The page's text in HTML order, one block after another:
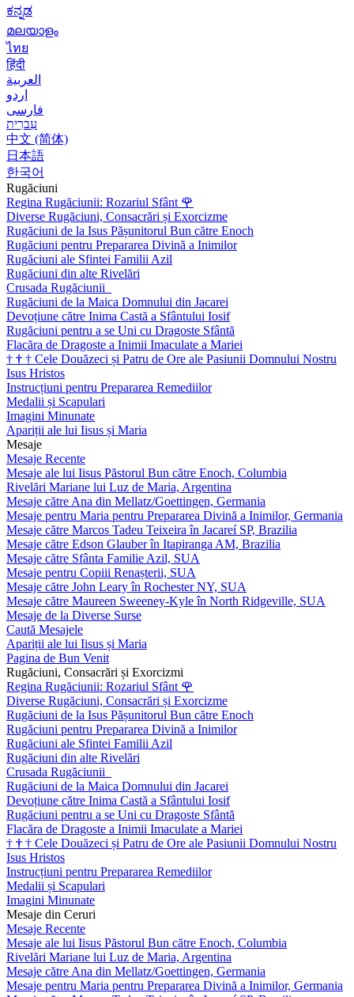
ಕನ್ನಡ
മലയാളം
ไทย
हिंदी
العربية
اردو
فارسی
עִברִית
中文 (简体)
日本語
한국어
Rugăciuni
Regina Rugăciunii: Rozariul Sfânt 🌹
Diverse Rugăciuni, Consacrări și Exorcizme
Rugăciuni de la Isus Pășunitorul Bun către Enoch
Rugăciuni pentru Prepararea Divină a Inimilor
Rugăciuni ale Sfintei Familii Azil
Rugăciuni din alte Rivelări
Crusada Rugăciunii
Rugăciuni de la Maica Domnului din Jacarei
Devoțiune către Inima Castă a Sfântului Iosif
Rugăciuni pentru a se Uni cu Dragoste Sfântă
Flacăra de Dragoste a Inimii Imaculate a Mariei
† † † Cele Douăzeci și Patru de Ore ale Pasiunii Domnului Nostru
Isus Hristos
Instrucțiuni pentru Prepararea Remediilor
Medalii și Scapulari
Imagini Minunate
Apariții ale lui Iisus și Maria
Mesaje
Mesaje Recente
Mesaje ale lui Iisus Păstorul Bun către Enoch, Columbia
Rivelări Mariane lui Luz de Maria, Argentina
Mesaje către Ana din Mellatz/Goettingen, Germania
Mesaje pentru Maria pentru Prepararea Divină a Inimilor, Germania
Mesaje către Marcos Tadeu Teixeira în Jacareí SP, Brazilia
Mesaje către Edson Glauber în Itapiranga AM, Brazilia
Mesaje către Sfânta Familie Azil, SUA
Mesaje pentru Copiii Renașterii, SUA
Mesaje către John Leary în Rochester NY, SUA
Mesaje către Maureen Sweeney-Kyle în North Ridgeville, SUA
Mesaje de la Diverse Surse
Caută Mesajele
Apariții ale lui Iisus și Maria
Pagina de Bun Venit
Rugăciuni, Consacrări și Exorcizmi
Regina Rugăciunii: Rozariul Sfânt 🌹
Diverse Rugăciuni, Consacrări și Exorcizme
Rugăciuni de la Isus Pășunitorul Bun către Enoch
Rugăciuni pentru Prepararea Divină a Inimilor
Rugăciuni ale Sfintei Familii Azil
Rugăciuni din alte Rivelări
Crusada Rugăciunii
Rugăciuni de la Maica Domnului din Jacarei
Devoțiune către Inima Castă a Sfântului Iosif
Rugăciuni pentru a se Uni cu Dragoste Sfântă
Flacăra de Dragoste a Inimii Imaculate a Mariei
† † † Cele Douăzeci și Patru de Ore ale Pasiunii Domnului Nostru
Isus Hristos
Instrucțiuni pentru Prepararea Remediilor
Medalii și Scapulari
Imagini Minunate
Mesaje din Ceruri
Mesaje Recente
Mesaje ale lui Iisus Păstorul Bun către Enoch, Columbia
Rivelări Mariane lui Luz de Maria, Argentina
Mesaje către Ana din Mellatz/Goettingen, Germania
Mesaje pentru Maria pentru Prepararea Divină a Inimilor, Germania